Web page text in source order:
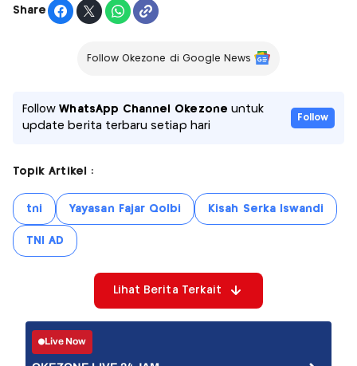
Share
Follow Okezone di Google News
FollowWhatsApp Channel Okezone untuk
update berita terbaru setiap hari
Follow
Topik Artikel :
tni Yayasan Fajar Qolbi Kisah Serka Iswandi
TNI AD
Lihat Berita Terkait
Live Now